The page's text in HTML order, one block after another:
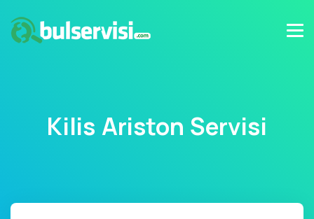
Kilis Ariston Servisi